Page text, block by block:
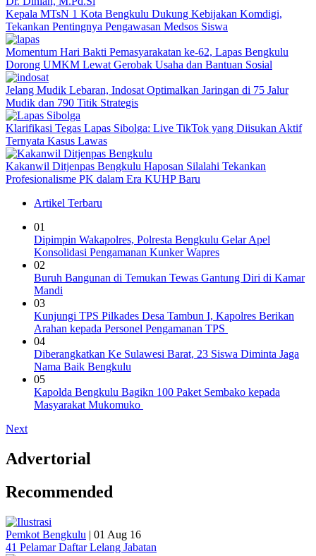
Kepala MTsN 1 Kota Bengkulu Dukung Kebijakan Komdigi,
Tekankan Pentingnya Pengawasan Medsos Siswa
Momentum Hari Bakti Pemasyarakatan ke-62, Lapas Bengkulu
Dorong UMKM Lewat Gerobak Usaha dan Bantuan Sosial
Jelang Mudik Lebaran, Indosat Optimalkan Jaringan di 75 Jalur
Mudik dan 790 Titik Strategis
Klarifikasi Tegas Lapas Sibolga: Live TikTok yang Diisukan Aktif
Ternyata Kasus Lawas
Kakanwil Ditjenpas Bengkulu Haposan Silalahi Tekankan
Profesionalisme PK dalam Era KUHP Baru
Artikel Terbaru
01
Dipimpin Wakapolres, Polresta Bengkulu Gelar Apel
Konsolidasi Pengamanan Kunker Wapres
02
Buruh Bangunan di Temukan Tewas Gantung Diri di Kamar
Mandi
03
Kunjungi TPS Pilkades Desa Tambun I, Kapolres Berikan
Arahan kepada Personel Pengamanan TPS
04
Diberangkatkan Ke Sulawesi Barat, 23 Siswa Diminta Jaga
Nama Baik Bengkulu
05
Kapolda Bengkulu Bagikn 100 Paket Sembako kepada
Masyarakat Mukomuko
Next
Advertorial
Recommended
Pemkot Bengkulu | 01 Aug 16
41 Pelamar Daftar Lelang Jabatan